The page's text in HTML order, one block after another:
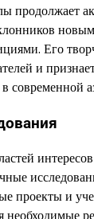
продолжает
Его
и
современной
проекты и